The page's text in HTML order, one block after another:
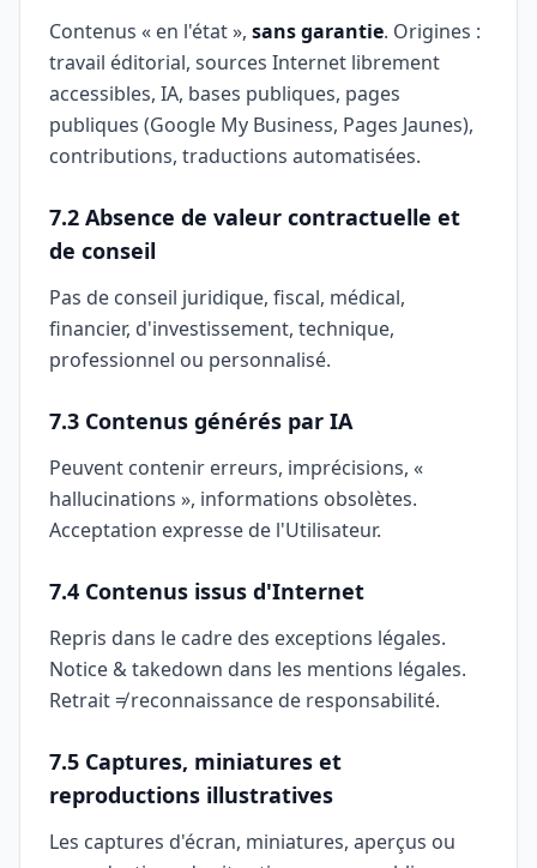
Contenus « en l'état », sans garantie. Origines :
travail éditorial, sources Internet librement
accessibles, IA, bases publiques, pages
publiques (Google My Business, Pages Jaunes),
contributions, traductions automatisées.
7.2 Absence de valeur contractuelle et
de conseil
Pas de conseil juridique, fiscal, médical,
financier, d'investissement, technique,
professionnel ou personnalisé.
7.3 Contenus générés par IA
Peuvent contenir erreurs, imprécisions, «
hallucinations », informations obsolètes.
Acceptation expresse de l'Utilisateur.
7.4 Contenus issus d'Internet
Repris dans le cadre des exceptions légales.
Notice & takedown dans les mentions légales.
Retrait ≠ reconnaissance de responsabilité.
7.5 Captures, miniatures et
reproductions illustratives
Les captures d'écran, miniatures, aperçus ou